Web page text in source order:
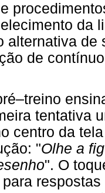
da
alternativa
de
tentativa
centro da
"Olhe a
". O